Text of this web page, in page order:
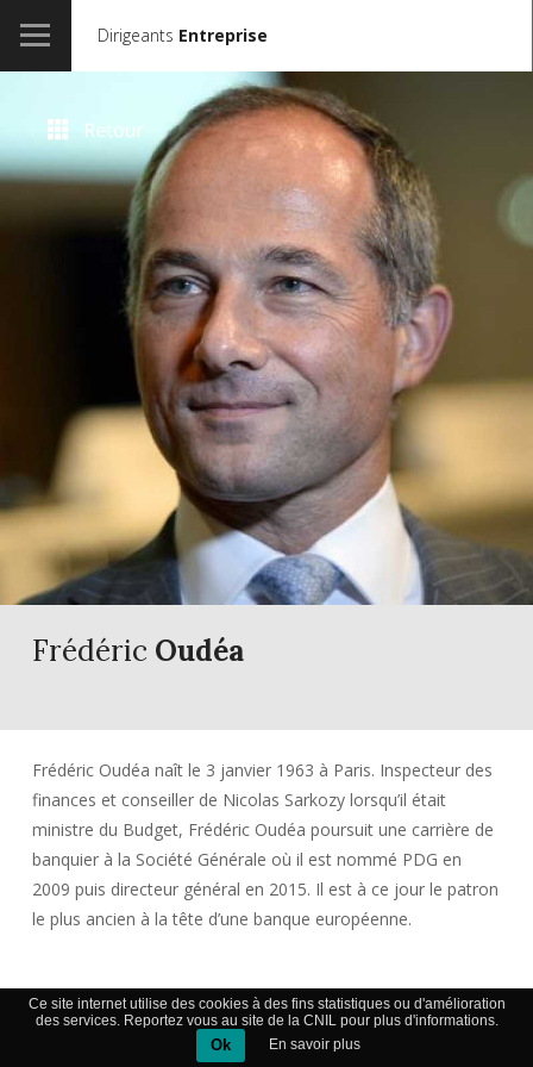
Dirigeants Entreprise
Frédéric Oudéa
Frédéric Oudéa naît le 3 janvier 1963 à Paris. Inspecteur des
finances et conseiller de Nicolas Sarkozy lorsqu’il était
ministre du Budget, Frédéric Oudéa poursuit une carrière de
banquier à la Société Générale où il est nommé PDG en
2009 puis directeur général en 2015. Il est à ce jour le patron
le plus ancien à la tête d’une banque européenne.
Formation
Frédéric Oudéa est le fils d’un gastro-entérologue très
Ce site internet utilise des cookies à des fins statistiques ou d'amélioration
des services. Reportez vous au site de la CNIL pour plus d'informations.
Ok En savoir plus